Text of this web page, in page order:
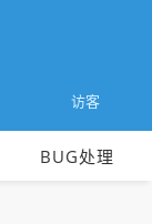
访客
BUG处理